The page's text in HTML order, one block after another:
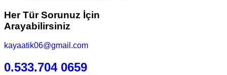
Her Tür Sorunuz İçin
Arayabilirsiniz
kayaatik06@gmail.com
0.533.704 0659